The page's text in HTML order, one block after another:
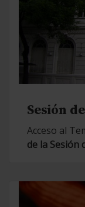
Sesión
Acceso al
de la Sesión